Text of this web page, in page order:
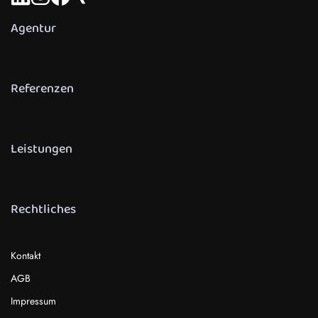
Agentur
Referenzen
Leistungen
Rechtliches
Kontakt
AGB
Impressum